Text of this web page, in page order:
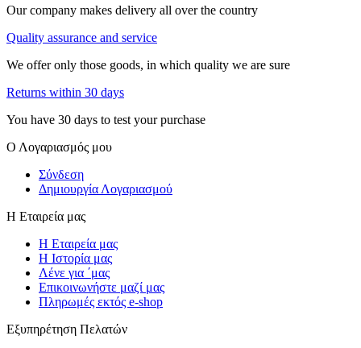
Our company makes delivery all over the country
Quality assurance and service
We offer only those goods, in which quality we are sure
Returns within 30 days
You have 30 days to test your purchase
Ο Λογαριασμός μου
Σύνδεση
Δημιουργία Λογαριασμού
Η Εταιρεία μας
Η Εταιρεία μας
Η Ιστορία μας
Λένε για ΄μας
Επικοινωνήστε μαζί μας
Πληρωμές εκτός e-shop
Εξυπηρέτηση Πελατών